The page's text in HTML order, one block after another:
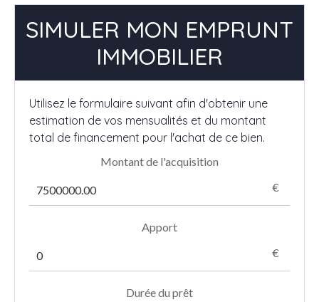
SIMULER MON EMPRUNT
IMMOBILIER
Utilisez le formulaire suivant afin d'obtenir une
estimation de vos mensualités et du montant
total de financement pour l'achat de ce bien.
Montant de l'acquisition
€
Apport
€
Durée du prêt